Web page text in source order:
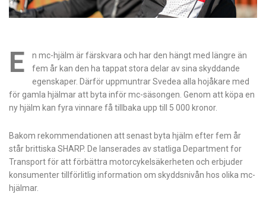
E
n mc-hjälm är färskvara och har den hängt med längre än
fem år kan den ha tappat stora delar av sina skyddande
egenskaper. Därför uppmuntrar Svedea alla hojåkare med
för gamla hjälmar att byta inför mc-säsongen. Genom att köpa en
ny hjälm kan fyra vinnare få tillbaka upp till 5 000 kronor.
Bakom rekommendationen att senast byta hjälm efter fem år
står brittiska SHARP. De lanserades av statliga Department for
Transport för att förbättra motorcykelsäkerheten och erbjuder
konsumenter tillförlitlig information om skyddsnivån hos olika mc-
hjälmar.